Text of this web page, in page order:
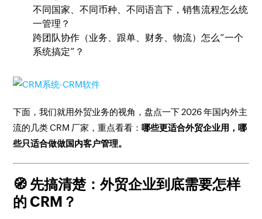
不同国家、不同币种、不同语言下，销售流程怎么统
一管理？
跨团队协作（业务、跟单、财务、物流）怎么“一个
系统搞定”？
下面，我们就用外贸业务的视角，盘点一下 2026 年国内外主
流的几类 CRM 厂家，重点看看：哪些更适合外贸企业用，哪
些只适合做做国内客户管理。
🧭 先搞清楚：外贸企业到底需要怎样
的 CRM？